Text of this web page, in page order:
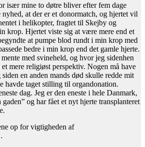
især mine to døtre bliver efter fem dage
at der er et donormatch, og hjertet vil
i helikopter, fragtet til Skejby og
krop. Hjertet viste sig at være mere end et
at pumpe blod rundt i min krop med
bedre i min krop end det gamle hjerte.
med svineheld, og hvor jeg sidenhen
mere religiøst perspektiv. Nogen må have
en anden mands død skulle redde mit
taget stilling til organdonation.
dag. Jeg er den eneste i hele Danmark,
og har fået et nyt hjerte transplanteret
op for vigtigheden af